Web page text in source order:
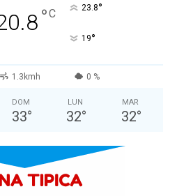
°C 23.8°
19°
1.3kmh 0 %
DOM
33°
LUN
32°
MAR
32°